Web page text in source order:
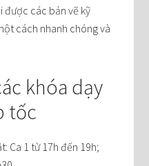
được các bản vẽ kỹ
cách nhanh chóng và
khóa dạy
tốc
Ca 1 từ 17h đến 19h;